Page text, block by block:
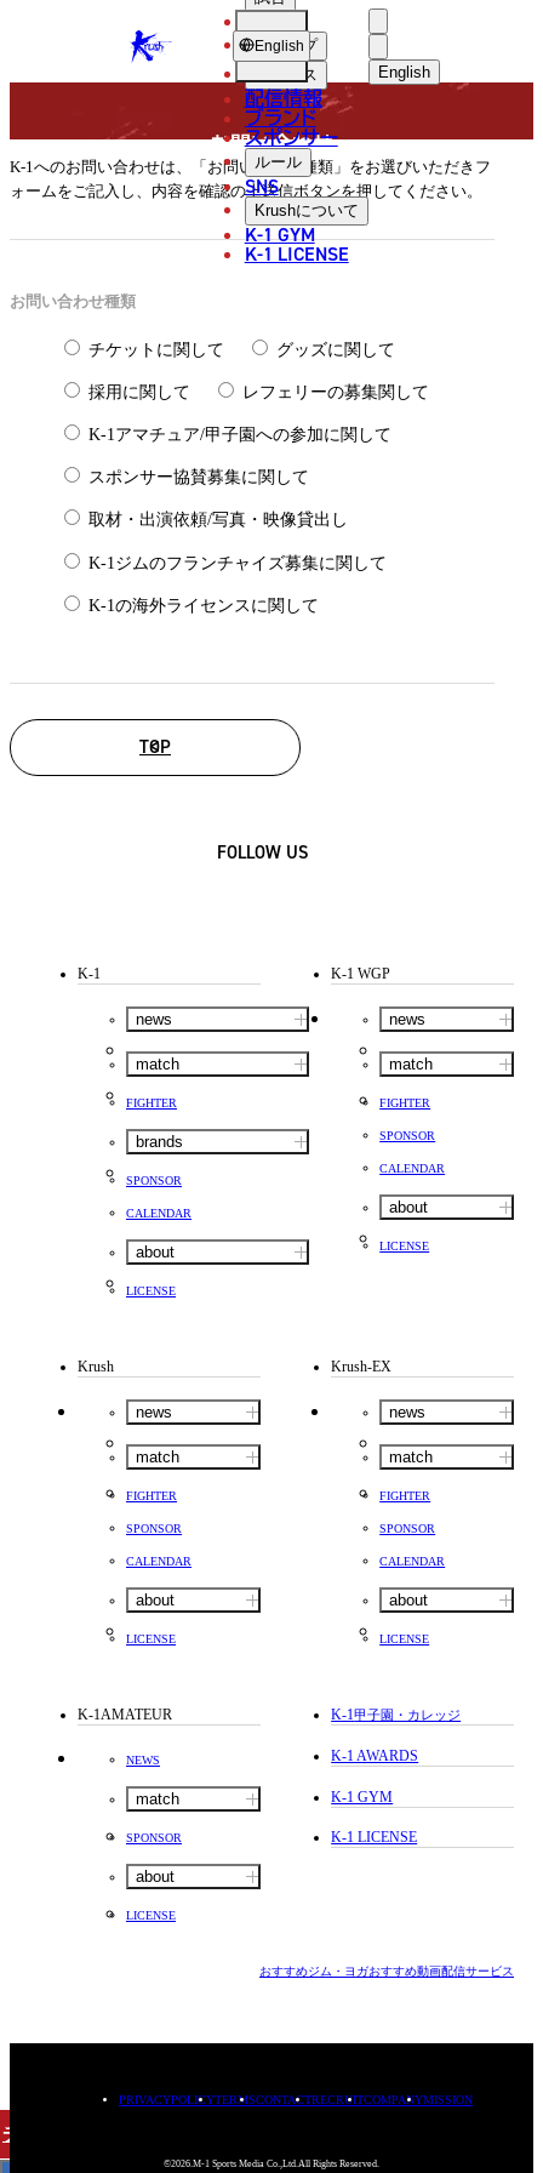
KRUSH English
ショップ
ニュース
配信情報
ブランド
スポンサー
ルール
SNS
Krushについて
K-1 GYM
K-1 LICENSE
English
FORM
お問い合わせ
各
種
問
K-1へのお問い合わせは、「お問い合わせ種類」をお選びいただきフ
ォームをご記入し、内容を確認の上送信ボタンを押してください。
お問い合わせ種類
チケットに関して グッズに関して
採用に関して レフェリーの募集関して
K-1アマチュア/甲子園への参加に関して
スポンサー協賛募集に関して
取材・出演依頼/写真・映像貸出し
K-1ジムのフランチャイズ募集に関して
K-1の海外ライセンスに関して
TOP
チケット
FOLLOW US
K-1
news
match
FIGHTER
brands
SPONSOR
CALENDAR
about
LICENSE
K-1 WGP
news
match
FIGHTER
SPONSOR
CALENDAR
about
LICENSE
Krush
news
match
FIGHTER
SPONSOR
CALENDAR
about
LICENSE
Krush-EX
news
match
FIGHTER
SPONSOR
CALENDAR
about
LICENSE
K-1AMATEUR
NEWS
match
SPONSOR
about
LICENSE
K-1甲子園・カレッジ
K-1 AWARDS
K-1 GYM
K-1 LICENSE
おすすめジム・ヨガおすすめ動画配信サービス
PRIVACYPOLICYTERMSCONTACTRECRUITCOMPANYMISSION
©2026.M-1 Sports Media Co.,Ltd.All Rights Reserved.